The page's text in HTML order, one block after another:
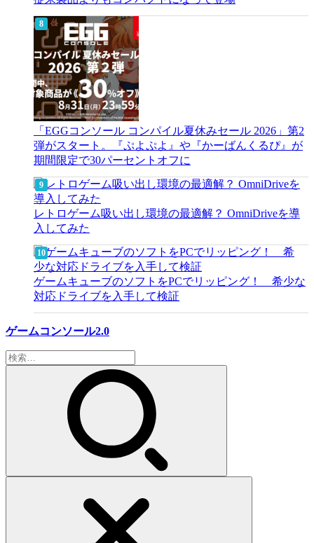
「EGGコンソール コンパイル夏休みセール 2026」第2
弾がスタート。『ぷよぷよ』や『かーばんくるぴ』が
期間限定で30パーセントオフに
レトロゲーム吸い出し環境の最適解？ OmniDriveを導
入してみた
ゲームキューブのソフトをPCでリッピング！ 希少な
対応ドライブを入手して検証
ゲームコンソール2.0
検
索: